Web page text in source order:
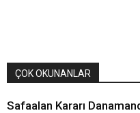
ÇOK OKUNANLAR
Safaalan Kararı